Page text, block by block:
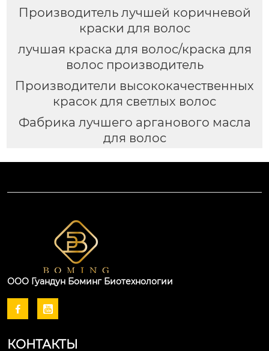
Производитель лучшей коричневой
краски для волос
лучшая краска для волос/краска для
волос производитель
Производители высококачественных
красок для светлых волос
Фабрика лучшего арганового масла
для волос
ООО Гуандун Боминг Биотехнологии
 
КОНТАКТЫ